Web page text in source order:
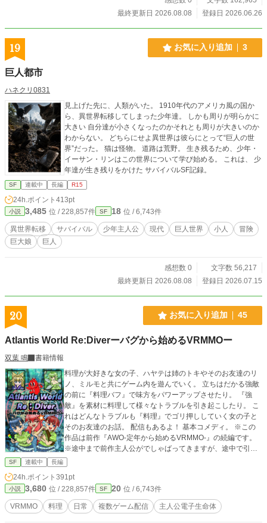
労働はクソである。 でも、自分の家を直す仕事だけは、少し
最終更新日 2026.08.08
登録日 2026.06.26
19 お気に入り追加 3
巨人都市
ハネクリ0831
見上げた先に、人類がいた。 1910年代のアメリカ風の国か
ら、異世界転移してしまった少年達。 しかも周りが明らかに
大きい 自分達が小さくなったのかそれとも周りが大きいのか
わからない。 どちらにせよ異世界は彼らにとって“巨人の世
界”だった。 猫は怪物。 道路は荒野。 生き残るため、少年・
イーサン・リンはこの世界について学び始める。 これは、 少
年達が生き残りをかけた サバイバルSF記録。
SF 連載中 長編 R15
24h.ポイント 413pt
小説 3,485 位 / 228,857件 SF 18 位 / 6,743件
異世界転移 サバイバル 少年主人公 現代 巨人世界 小人
冒険
巨大娘
巨人
感想数 0
文字数 56,217
最終更新日 2026.08.08
登録日 2026.07.15
20 お気に入り追加 45
Atlantis World Re:Diverーバグから始めるVRMMOー
双葉 鳴
書籍情報
料理が大好きな女の子、ハヤテは姉のトキやそのお友達のリ
ノ、ミルモと共にゲーム内を遊んでいく。 立ちはだかる強敵
の前に『料理バフ』で味方をパワーアップさせたり。 『強
敵』を素材に料理して様々なトラブルを引き起こしたり。 こ
れはどんなトラブルも『料理』でゴリ押ししていく女の子と
そのお友達のお話。 配信もあるよ！ 基本コメディ。 ※この
作品は前作『AWO-定年から始めるVRMMO-』の続編です。
※途中まで前作主人公がでしゃばってきますが、途中で引き
継ぎされます。 ハヤテの章＿００１〜０８９話【完結】 モミ
ジの章＿０９０〜２３３話【完結】 ミルモの章＿２３４〜３
７０話【完結】 リョウの章＿３７１〜（書き溜め中） 2025
年04/27〜毎日更新 2025年11/04〜隔日更新 2026年02/01〜
毎日更新 2026年06/01〜隔日更新 2026年08/01〜章単位更新
（章完結まで毎日） ＜遊んでいくゲーム一覧＞ Atlantis World
SF 連載中 長編
24h.ポイント 391pt
小説 3,680 位 / 228,857件 SF 20 位 / 6,743件
VRMMO 料理 日常 複数ゲーム配信 主人公電子生命体